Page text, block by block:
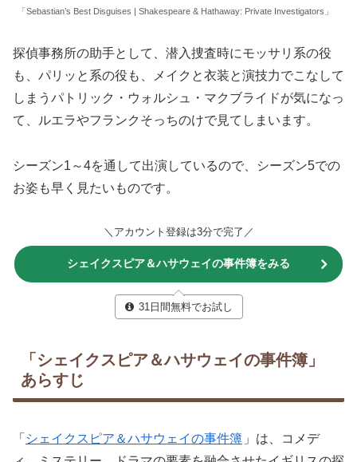
「Sebastian’s Best Disguises | Shakespeare & Hathaway: Private Investigators」
探偵事務所の助手として、潜入捜査時にモッサリ系の役
も、パリッと系の役も、メイクと衣装と演技力でこなして
しまうパトリック・ウォルシュ・マクブライドが気になっ
て、ルエラやフランクそっちのけで見てしまいます。
シーズン1～4を通して出演しているので、シーズン5での
お姿も早く見たいものです。
＼アカウント登録は3分で完了／
シェイクスピア＆ハサウェイの事件簿をみる
31日間無料でお試し
「シェイクスピア＆ハサウェイの事件簿」
あらすじ
「 シェイクスピア＆ハサウェイの事件簿 」は、コメデ